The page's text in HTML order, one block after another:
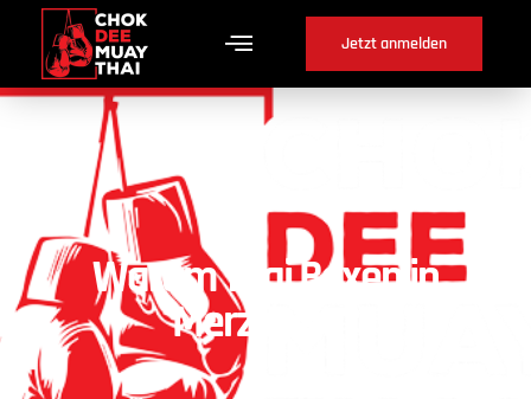
Jetzt anmelden
Warum Thai Boxen in
Merzligen ?